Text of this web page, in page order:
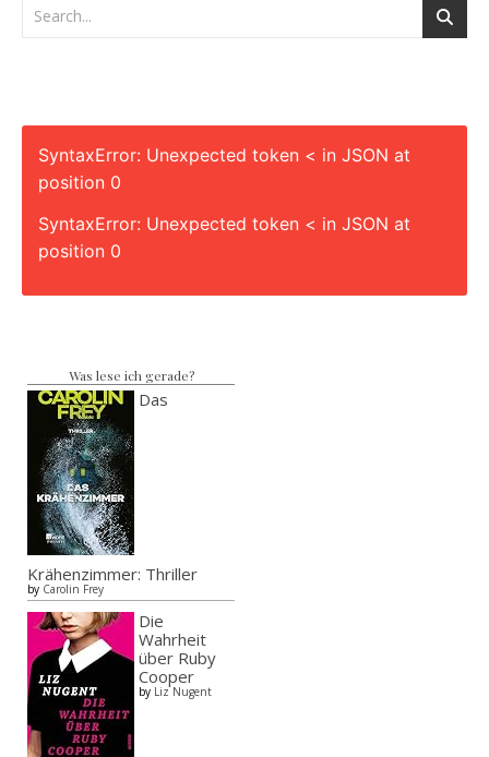
SyntaxError: Unexpected token < in JSON at
position 0
SyntaxError: Unexpected token < in JSON at
position 0
Was lese ich gerade?
Das
Krähenzimmer: Thriller
by Carolin Frey
Die
Wahrheit
über Ruby
Cooper
by Liz Nugent